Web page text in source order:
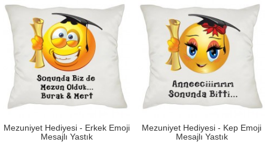
Mezuniyet Hediyesi - Erkek Emoji
Mesajlı Yastık
Mezuniyet Hediyesi - Kep Emoji
Mesajlı Yastık